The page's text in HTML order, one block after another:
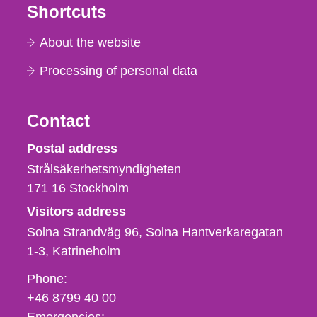
Shortcuts
About the website
Processing of personal data
Contact
Strålsäkerhetsmyndigheten
Postal address
Strålsäkerhetsmyndigheten
171 16 Stockholm
Visitors address
Solna Strandväg 96, Solna Hantverkaregatan
1-3 Katrineholm
Phone,
fax
och
Phone:
+46 8799 40 00